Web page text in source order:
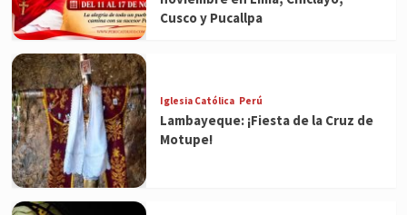
Cusco y Pucallpa
Iglesia Católica Perú
Lambayeque: ¡Fiesta de la Cruz de
Motupe!